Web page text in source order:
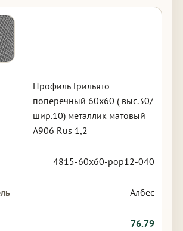
Профиль Грильято
поперечный 60х60 ( выс.30/
шир.10) металлик матовый
А906 Rus 1,2
4815-60x60-pop12-040
Албес
76.79